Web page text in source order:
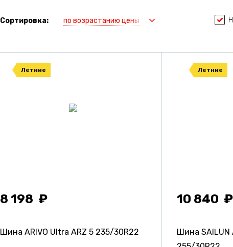
Сортировка: по возрастанию цены
Летние
8 198
Шина ARIVO Ultra ARZ 5 235/30R22
Летние
10 840
Шина SAILUN